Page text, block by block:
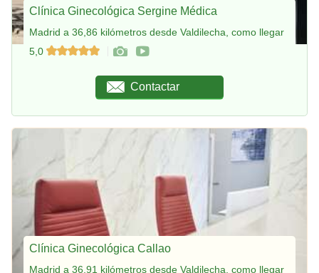
Clínica Ginecológica Sergine Médica
Madrid a 36,86 kilómetros desde Valdilecha, como llegar
5,0
Contactar
Clínica Ginecológica Callao
Madrid a 36,91 kilómetros desde Valdilecha, como llegar